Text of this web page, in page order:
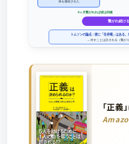
「正義